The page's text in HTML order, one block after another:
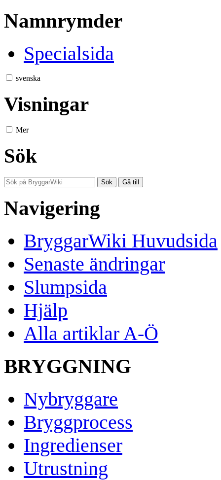
Namnrymder
Specialsida
svenska
Visningar
Mer
Sök
Navigering
BryggarWiki Huvudsida
Senaste ändringar
Slumpsida
Hjälp
Alla artiklar A-Ö
BRYGGNING
Nybryggare
Bryggprocess
Ingredienser
Utrustning